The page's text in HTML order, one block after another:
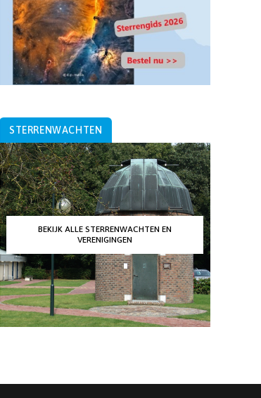
STERRENWACHTEN
BEKIJK ALLE STERRENWACHTEN EN
VERENIGINGEN